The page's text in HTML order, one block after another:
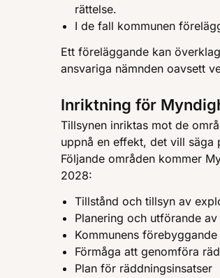
rättelse.
I de fall kommunen
Ett föreläggande kan
ansvariga nämnden oavsett
Inriktning för
Tillsynen inriktas mot de
uppnå en effekt, det vill säga
Följande områden kommer
2028:
Tillstånd och tillsyn av
Planering och utförande
Kommunens förebyggande
Förmåga att genomföra
Plan för räddningsinsatser